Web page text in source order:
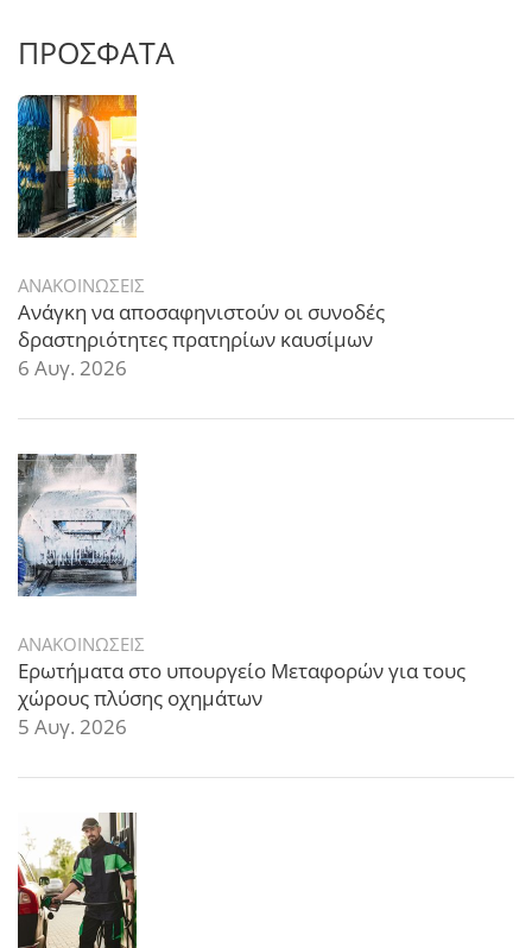
ΠΡΟΣΦΑΤΑ
ΑΝΑΚΟΙΝΩΣΕΙΣ
Ανάγκη να αποσαφηνιστούν οι συνοδές
δραστηριότητες πρατηρίων καυσίμων
6 Αυγ. 2026
ΑΝΑΚΟΙΝΩΣΕΙΣ
Ερωτήματα στο υπουργείο Μεταφορών για τους
χώρους πλύσης οχημάτων
5 Αυγ. 2026